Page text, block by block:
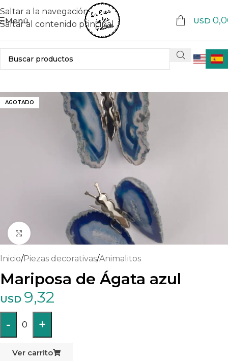
Saltar a la navegación
Saltar al contenido principal
Menú USD
AGOTADO
Haga clic para ampliar
Inicio/Piezas decorativas/Animalitos
Mariposa de Ágata azul
USD 9,32
- 0 +
Ver carrito